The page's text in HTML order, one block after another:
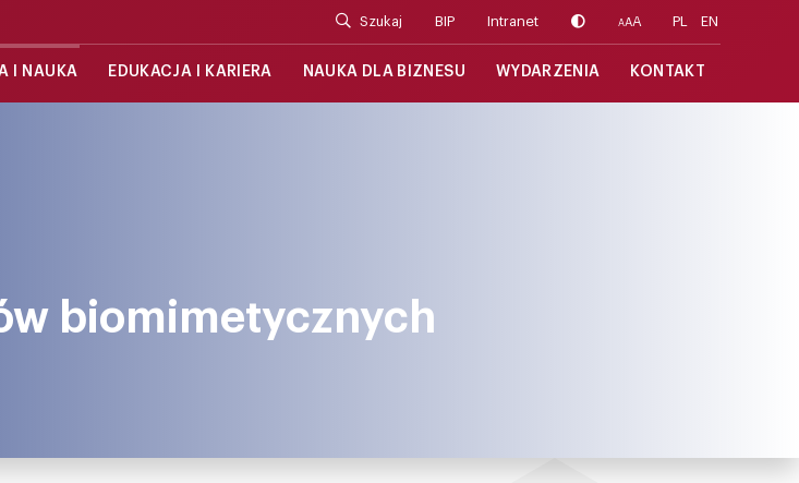
Szukaj BIP Intranet AAA PL EN
I NAUKA EDUKACJA I KARIERA NAUKA DLA BIZNESU WYDARZENIA KONTAKT
biomimetycznych